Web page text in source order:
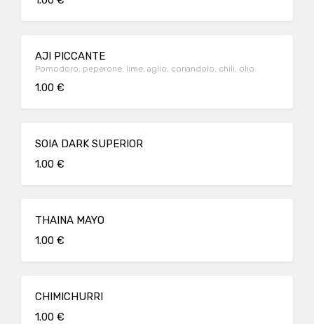
AJI PICCANTE
Pomodoro, peperone, lime, aglio, coriandolo, chili, olio
1.00 €
SOIA DARK SUPERIOR
1.00 €
THAINA MAYO
1.00 €
CHIMICHURRI
1.00 €